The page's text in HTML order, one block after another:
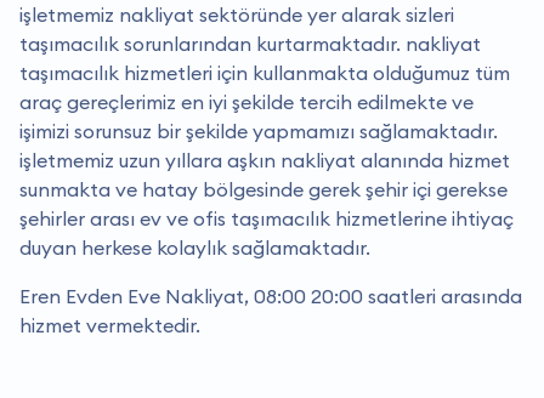
i̇şletmemiz nakliyat sektöründe yer alarak sizleri
taşımacılık sorunlarından kurtarmaktadır. nakliyat
taşımacılık hizmetleri için kullanmakta olduğumuz tüm
araç gereçlerimiz en iyi şekilde tercih edilmekte ve
işimizi sorunsuz bir şekilde yapmamızı sağlamaktadır.
işletmemiz uzun yıllara aşkın nakliyat alanında hizmet
sunmakta ve hatay bölgesinde gerek şehir içi gerekse
şehirler arası ev ve ofis taşımacılık hizmetlerine ihtiyaç
duyan herkese kolaylık sağlamaktadır.
Eren Evden Eve Nakliyat, 08:00 20:00 saatleri arasında
hizmet vermektedir.